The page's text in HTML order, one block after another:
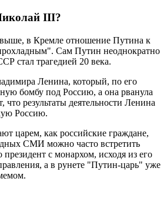
III?
в Кремле отношение Путина к
Сам Путин неоднократно
стал трагедией 20 века.
Ленина, который, по его
бомбу под Россию, а она рванула
результаты деятельности Ленина
Россию.
царем, как российские граждане,
СМИ можно часто встретить
президент с монархом, исходя из его
а в рунете "Путин-царь" уже